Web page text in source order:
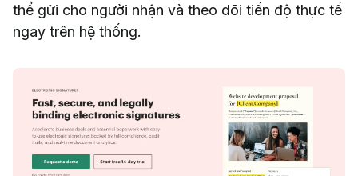
thể gửi cho người nhận và theo dõi tiến độ thực tế
ngay trên hệ thống.